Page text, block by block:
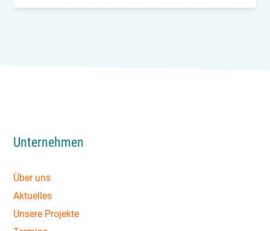
Unternehmen
Über uns
Aktuelles
Unsere Projekte